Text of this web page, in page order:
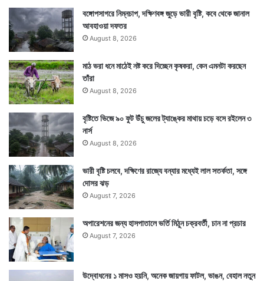
বঙ্গোপসাগরে নিম্নচাপ, দক্ষিণবঙ্গ জুড়ে ভারী বৃষ্টি, কবে থেকে জানাল
আবহাওয়া দফতর
August 8, 2026
মাঠ ভরা ধনে মাঠেই নষ্ট করে দিচ্ছেন কৃষকরা, কেন এমনটা করছেন
তাঁরা
August 8, 2026
বৃষ্টিতে ভিজে ৯০ ফুট উঁচু জলের ট্যাঙ্কের মাথায় চড়ে বসে রইলেন ৩
নার্স
August 8, 2026
ভারী বৃষ্টি চলবে, দক্ষিণের রাজ্যে বন্যার মধ্যেই লাল সতর্কতা, সঙ্গে
দোসর ঝড়
August 7, 2026
অপারেশনের জন্য হাসপাতালে ভর্তি মিঠুন চক্রবর্তী, চান না প্রচার
August 7, 2026
উদ্বোধনের ১ মাসও হয়নি, অনেক জায়গায় ফাটল, ভাঙন, বেহাল নতুন